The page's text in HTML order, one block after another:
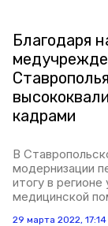
Благодаря
кадрами
В
модернизации
итогу в
медицинской
29 марта 2022, 17:14